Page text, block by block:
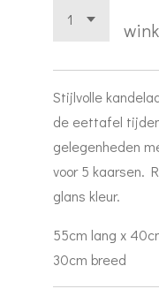
Stijlvolle
de eettafel
gelegenheden
voor 5 kaarsen.
glans kleur.
55cm lang x
30cm breed